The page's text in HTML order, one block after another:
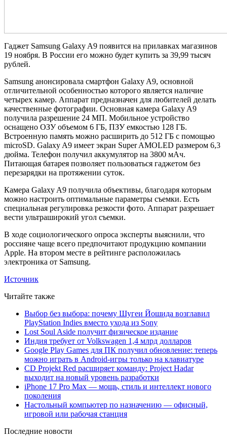
Гаджет Samsung Galaxy A9 появится на прилавках магазинов
19 ноября. В России его можно будет купить за 39,99 тысяч
рублей.
Samsung анонсировала смартфон Galaxy A9, основной
отличительной особенностью которого является наличие
четырех камер. Аппарат предназначен для любителей делать
качественные фотографии. Основная камера Galaxy A9
получила разрешение 24 МП. Мобильное устройство
оснащено ОЗУ объемом 6 ГБ, ПЗУ емкостью 128 ГБ.
Встроенную память можно расширить до 512 ГБ с помощью
microSD. Galaxy A9 имеет экран Super AMOLED размером 6,3
дюйма. Телефон получил аккумулятор на 3800 мАч.
Питающая батарея позволяет пользоваться гаджетом без
перезарядки на протяжении суток.
Камера Galaxy A9 получила объективы, благодаря которым
можно настроить оптимальные параметры съемки. Есть
специальная регулировка резкости фото. Аппарат разрешает
вести ультраширокий угол съемки.
В ходе социологического опроса эксперты выяснили, что
россияне чаще всего предпочитают продукцию компании
Apple. На втором месте в рейтинге расположилась
электроника от Samsung.
Источник
Читайте также
Выбор без выбора: почему Шугеи Йошида возглавил
PlayStation Indies вместо ухода из Sony
Lost Soul Aside получит физическое издание
Индия требует от Volkswagen 1,4 млрд долларов
Google Play Games для ПК получил обновление: теперь
можно играть в Android-игры только на клавиатуре
CD Projekt Red расширяет команду: Project Hadar
выходит на новый уровень разработки
iPhone 17 Pro Max — мощь, стиль и интеллект нового
поколения
Настольный компьютер по назначению — офисный,
игровой или рабочая станция
Последние новости